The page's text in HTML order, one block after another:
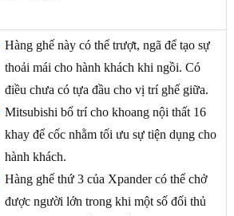
Hàng ghế này có thể trượt, ngã để tạo sự
thoải mái cho hành khách khi ngồi. Có
điều chưa có tựa đầu cho vị trí ghế giữa.
Mitsubishi bố trí cho khoang nội thất 16
khay để cốc nhằm tối ưu sự tiện dụng cho
hành khách.
Hàng ghế thứ 3 của Xpander có thể chở
được người lớn trong khi một số đối thủ